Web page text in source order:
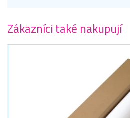
Zákazníci také nakupují